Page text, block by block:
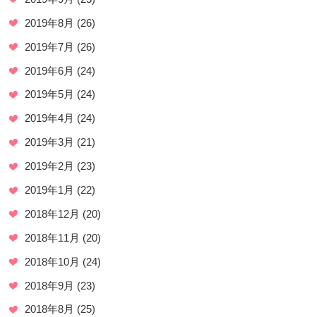
2019年8月 (26)
2019年7月 (26)
2019年6月 (24)
2019年5月 (24)
2019年4月 (24)
2019年3月 (21)
2019年2月 (23)
2019年1月 (22)
2018年12月 (20)
2018年11月 (20)
2018年10月 (24)
2018年9月 (23)
2018年8月 (25)